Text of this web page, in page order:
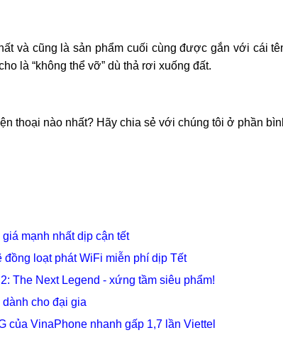
và cũng là sản phẩm cuối cùng được gắn với cái
là “không thể vỡ” dù thả rơi xuống đất.
thoại nào nhất? Hãy chia sẻ với chúng tôi ở phần
mạnh nhất dịp cận tết
loạt phát WiFi miễn phí dịp Tết
The Next Legend - xứng tầm siêu phẩm!
cho đại gia
của VinaPhone nhanh gấp 1,7 lần Viettel